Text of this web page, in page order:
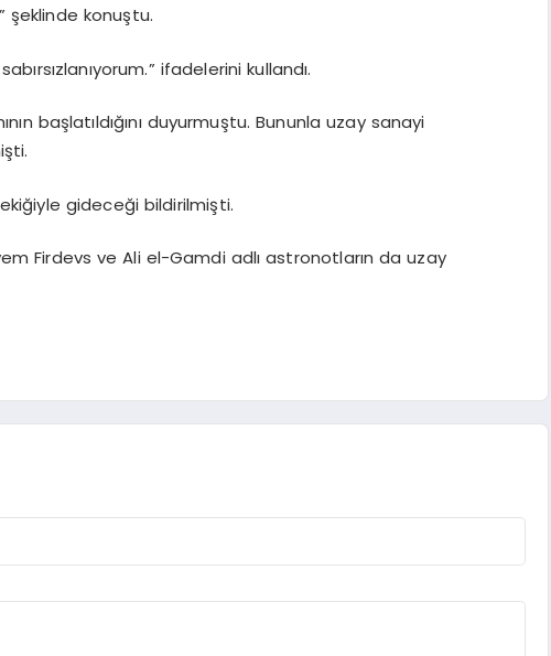
şeklinde konuştu.
ifadelerini kullandı.
başlatıldığını duyurmuştu. Bununla uzay sanayi
gideceği bildirilmişti.
Firdevs ve Ali el-Gamdi adlı astronotların da uzay